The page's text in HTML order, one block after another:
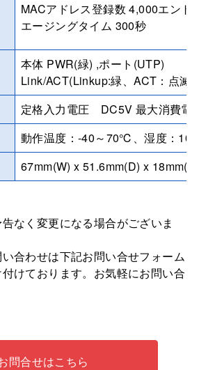
MACアドレス登録数 4,000エント
エージングタイム 300秒
本体 PWR(緑) ,ポート(UTP)
Link/ACT(Linkup:緑、ACT：点滅)
定格入力電圧 DC5V 最大消費電
動作温度：-40～70℃、湿度：10
67mm(W) x 51.6mm(D) x
なく変更になる場合がございま
合わせは下記お問い合せフォーム
けております。お気軽にお問い合
問合せはこちら